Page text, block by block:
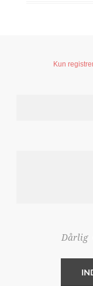
Kun
Dårlig